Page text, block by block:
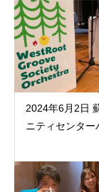
2024年6月2日
ニティセンター